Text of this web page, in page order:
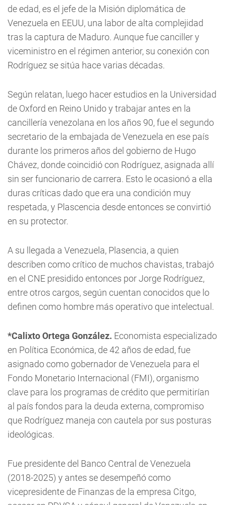
de edad, es el jefe de la Misión diplomática de
Venezuela en EEUU, una labor de alta complejidad
tras la captura de Maduro. Aunque fue canciller y
viceministro en el régimen anterior, su conexión con
Rodríguez se sitúa hace varias décadas.
Según relatan, luego hacer estudios en la Universidad
de Oxford en Reino Unido y trabajar antes en la
cancillería venezolana en los años 90, fue el segundo
secretario de la embajada de Venezuela en ese país
durante los primeros años del gobierno de Hugo
Chávez, donde coincidió con Rodríguez, asignada allí
sin ser funcionario de carrera. Esto le ocasionó a ella
duras críticas dado que era una condición muy
respetada, y Plascencia desde entonces se convirtió
en su protector.
A su llegada a Venezuela, Plasencia, a quien
describen como crítico de muchos chavistas, trabajó
en el CNE presidido entonces por Jorge Rodríguez,
entre otros cargos, según cuentan conocidos que lo
definen como hombre más operativo que intelectual.
*Calixto Ortega González. Economista especializado
en Política Económica, de 42 años de edad, fue
asignado como gobernador de Venezuela para el
Fondo Monetario Internacional (FMI), organismo
clave para los programas de crédito que permitirían
al país fondos para la deuda externa, compromiso
que Rodríguez maneja con cautela por sus posturas
ideológicas.
Fue presidente del Banco Central de Venezuela
(2018-2025) y antes se desempeñó como
vicepresidente de Finanzas de la empresa Citgo,